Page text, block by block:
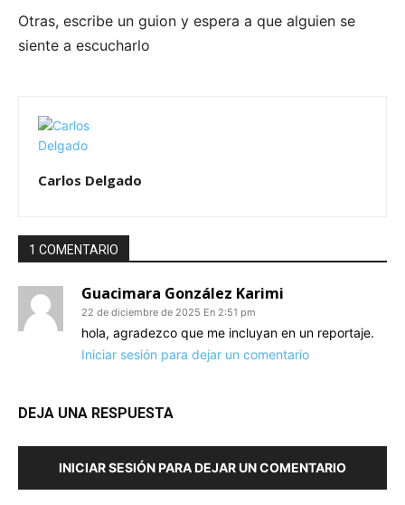
Otras, escribe un guion y espera a que alguien se
siente a escucharlo
Carlos Delgado
1 COMENTARIO
Guacimara González Karimi
22 de diciembre de 2025 En 2:51 pm
hola, agradezco que me incluyan en un reportaje.
Iniciar sesión para dejar un comentario
DEJA UNA RESPUESTA
INICIAR SESIÓN PARA DEJAR UN COMENTARIO